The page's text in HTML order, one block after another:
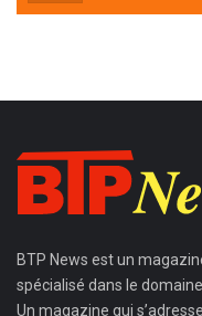
BTP News est un
spécialisé dans le
Un magazine qui